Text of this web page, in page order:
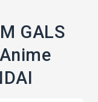
GALS